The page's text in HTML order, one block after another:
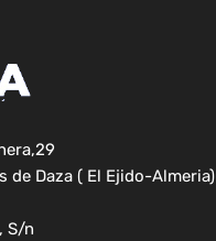
de Daza ( El Ejido-Almeria)
S/n